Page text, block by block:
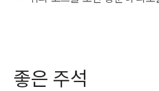
좋은 주석